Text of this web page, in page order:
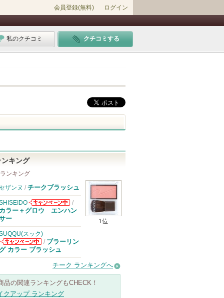
会員登録(無料) ログイン
私のクチコミ クチコミする
ンキング
ンキング
1位
ザンヌ / チークブラッシュ
SHISEIDOから
/
カラー＋グロウ エンハン
ー
スック)
SUQQU(スッ
ク)からのお知
/ ブラーリン
グ カラー ブラッシュ
チーク ランキングへ
品の関連ランキングもCHECK！
クアップ ランキング